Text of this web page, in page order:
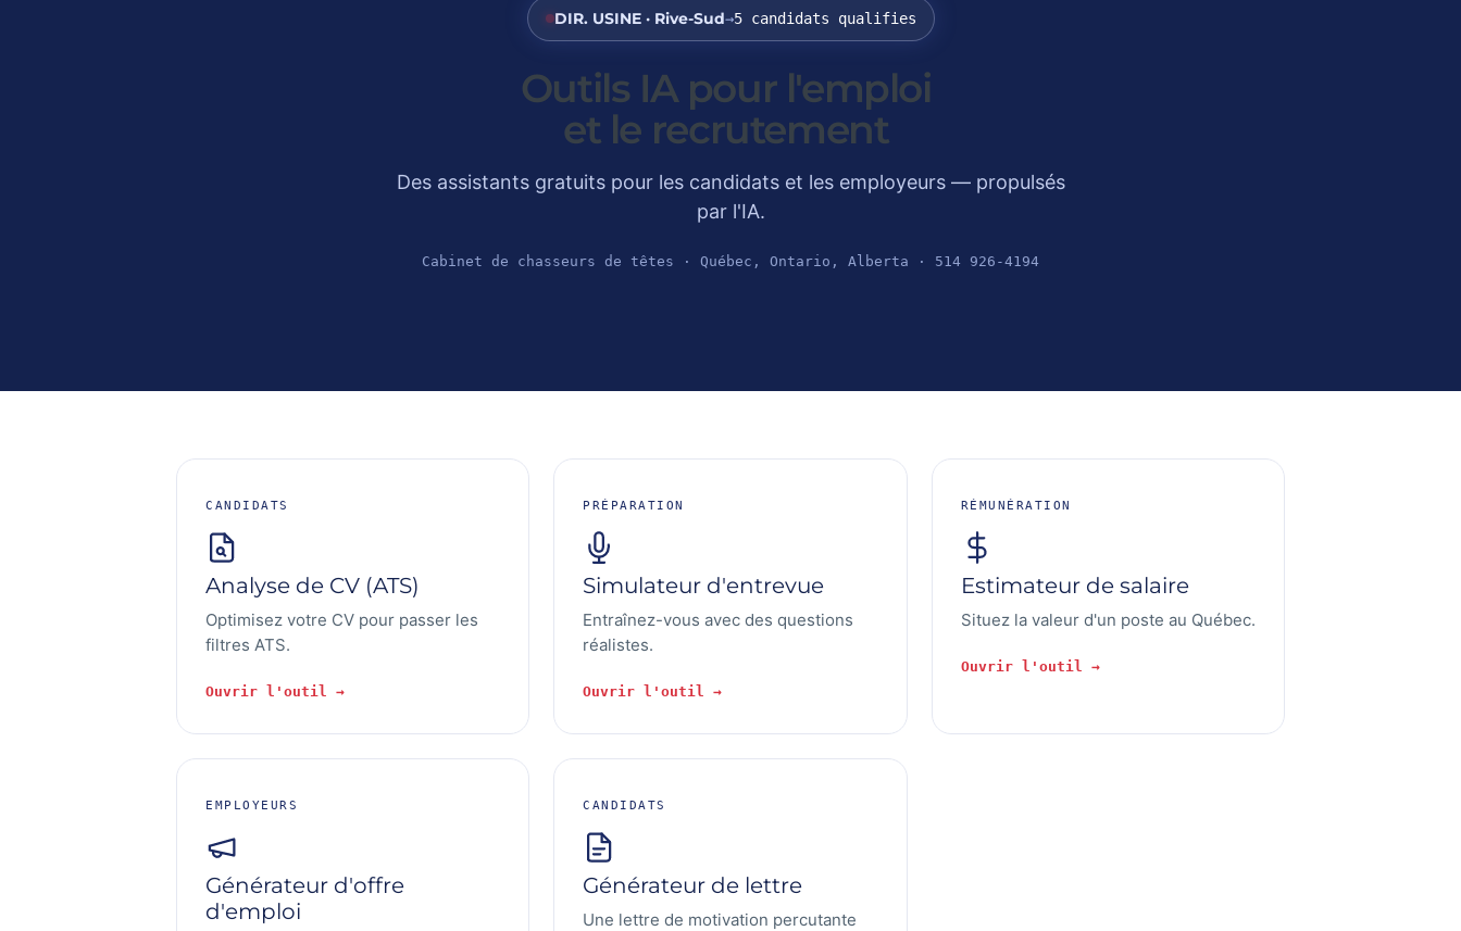
CONTROLEUR · Laval→shortlist en 8 jours
Outils IA pour l'emploi
et le recrutement
Des assistants gratuits pour les candidats et les employeurs — propulsés
par l'IA.
Cabinet de chasseurs de têtes · Québec, Ontario, Alberta · 514 926-4194
CANDIDATS
Analyse de CV (ATS)
Optimisez votre CV pour passer les
filtres ATS.
Ouvrir l'outil →
PRÉPARATION
Simulateur d'entrevue
Entraînez-vous avec des questions
réalistes.
Ouvrir l'outil →
RÉMUNÉRATION
Estimateur de salaire
Situez la valeur d'un poste au Québec.
Ouvrir l'outil →
EMPLOYEURS
Générateur d'offre
d'emploi
CANDIDATS
Générateur de lettre
Une lettre de motivation percutante